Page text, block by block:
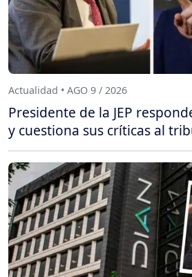
Actualidad • AGO 9 / 2026
Presidente de la JEP
y cuestiona sus críticas al